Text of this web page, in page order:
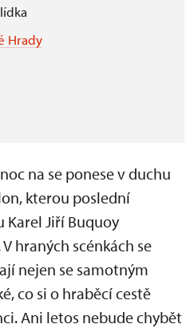
Hrady
na se ponese v duchu
kterou poslední
Jiří Buquoy
hraných scénkách se
nejen se samotným
co si o hraběcí cestě
Ani letos nebude chybět